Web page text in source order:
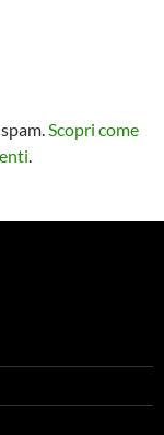
Scopri come
.